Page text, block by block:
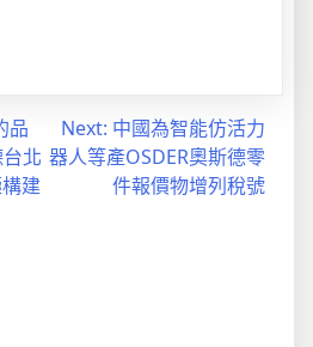
品
北
建
Next: 中國為智能仿活力
器人等產OSDER奧斯德零
件報價物增列稅號